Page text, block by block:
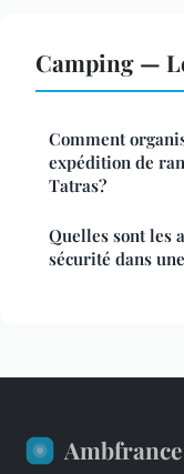
Camping —
Comment
expédition de
Tatras?
Quelles sont les
sécurité dans
Ambfrance